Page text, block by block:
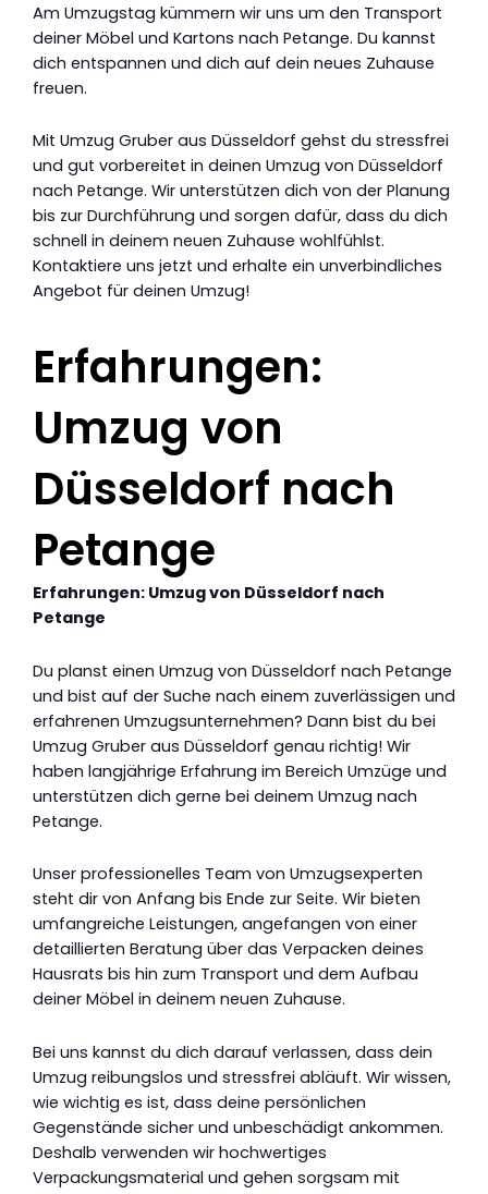
Am Umzugstag kümmern wir uns um den Transport
deiner Möbel und Kartons nach Petange. Du kannst
dich entspannen und dich auf dein neues Zuhause
freuen.
Mit Umzug Gruber aus Düsseldorf gehst du stressfrei
und gut vorbereitet in deinen Umzug von Düsseldorf
nach Petange. Wir unterstützen dich von der Planung
bis zur Durchführung und sorgen dafür, dass du dich
schnell in deinem neuen Zuhause wohlfühlst.
Kontaktiere uns jetzt und erhalte ein unverbindliches
Angebot für deinen Umzug!
Erfahrungen:
Umzug von
Düsseldorf nach
Petange
Erfahrungen: Umzug von Düsseldorf nach
Petange
Du planst einen Umzug von Düsseldorf nach Petange
und bist auf der Suche nach einem zuverlässigen und
erfahrenen Umzugsunternehmen? Dann bist du bei
Umzug Gruber aus Düsseldorf genau richtig! Wir
haben langjährige Erfahrung im Bereich Umzüge und
unterstützen dich gerne bei deinem Umzug nach
Petange.
Unser professionelles Team von Umzugsexperten
steht dir von Anfang bis Ende zur Seite. Wir bieten
umfangreiche Leistungen, angefangen von einer
detaillierten Beratung über das Verpacken deines
Hausrats bis hin zum Transport und dem Aufbau
deiner Möbel in deinem neuen Zuhause.
Bei uns kannst du dich darauf verlassen, dass dein
Umzug reibungslos und stressfrei abläuft. Wir wissen,
wie wichtig es ist, dass deine persönlichen
Gegenstände sicher und unbeschädigt ankommen.
Deshalb verwenden wir hochwertiges
Verpackungsmaterial und gehen sorgsam mit